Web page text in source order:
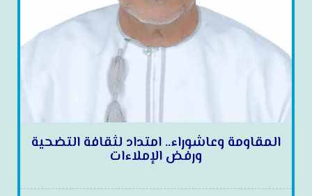
المقاومة وعاشوراء.. امتداد لثقافة التضحية
ورفض الإملاءات